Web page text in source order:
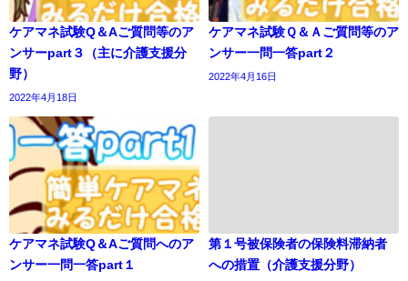
ケアマネ試験Q＆Aご質問等のア
ンサーpart３（主に介護支援分
野）
2022年4月18日
ケアマネ試験Ｑ＆Ａご質問等のア
ンサー一問一答part２
2022年4月16日
ケアマネ試験Q＆Aご質問へのア
ンサー一問一答part１
第１号被保険者の保険料滞納者
への措置（介護支援分野）